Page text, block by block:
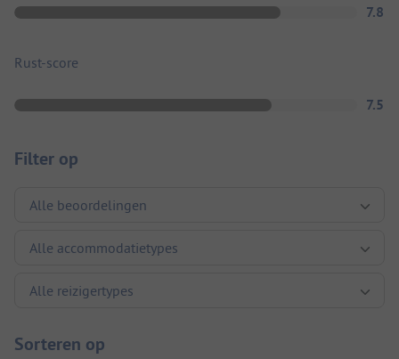
7.8
Rust-score
7.5
Filter op
Sorteren op